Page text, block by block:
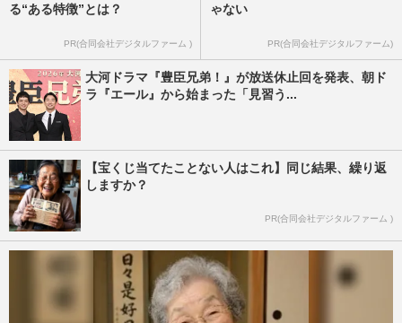
る“ある特徴”とは？
PR(合同会社デジタルファーム )
ゃない
PR(合同会社デジタルファーム)
大河ドラマ『豊臣兄弟！』が放送休止回を発表、朝ド
ラ『エール』から始まった「見習う...
【宝くじ当てたことない人はこれ】同じ結果、繰り返
しますか？
PR(合同会社デジタルファーム )